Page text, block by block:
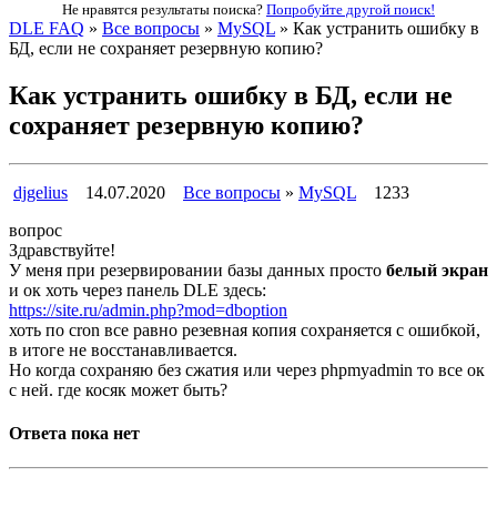
Не нравятся результаты поиска? Попробуйте другой поиск!
DLE FAQ » Все вопросы » MySQL » Как устранить ошибку в
БД, если не сохраняет резервную копию?
Как устранить ошибку в БД, если не
сохраняет резервную копию?
djgelius 14.07.2020 Все вопросы » MySQL
1233
вопрос
Здравствуйте!
У меня при резервировании базы данных просто белый экран
и ок хоть через панель DLE здесь:
https://site.ru/admin.php?mod=dboption
хоть по cron все равно резевная копия сохраняется с ошибкой,
в итоге не восстанавливается.
Но когда сохраняю без сжатия или через phpmyadmin то все ок
с ней. где косяк может быть?
Ответа пока нет